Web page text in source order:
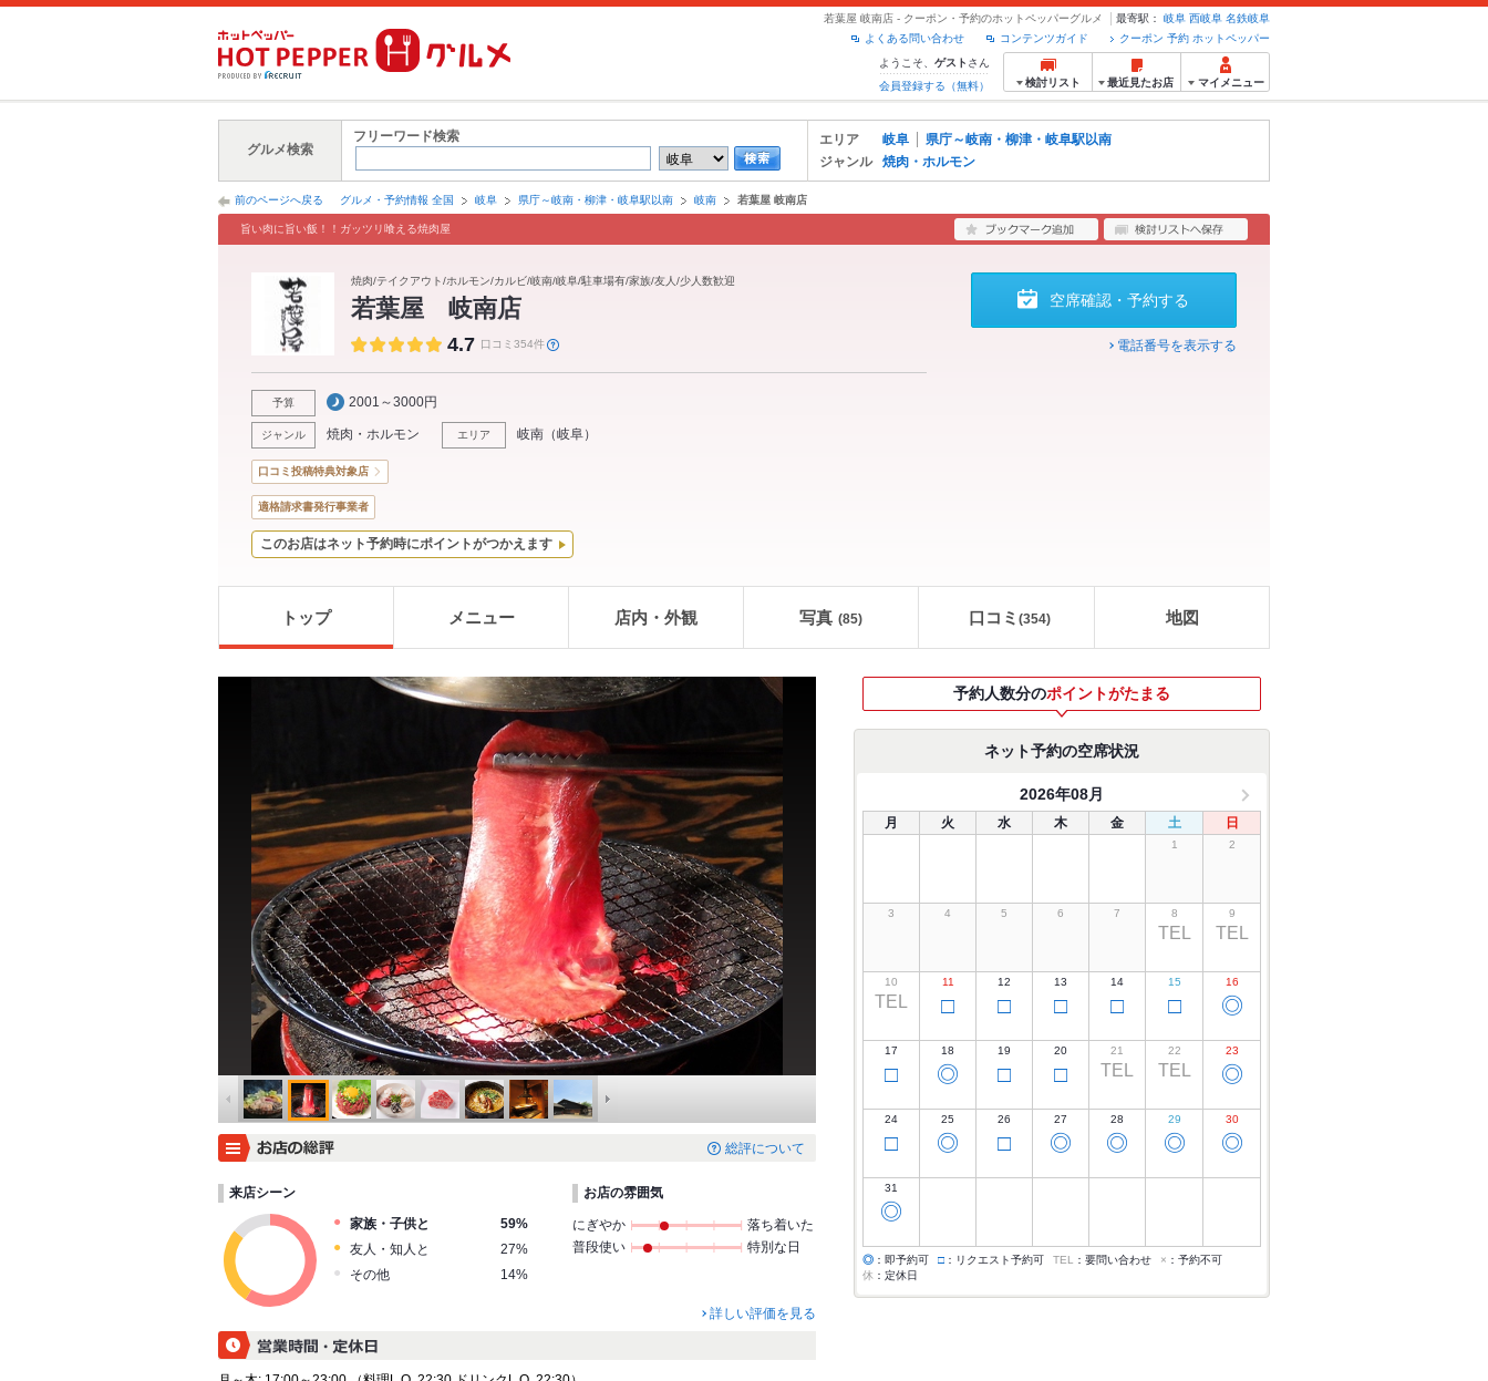
若葉屋 岐南店 - クーポン・予約のホットペッパーグルメ 最寄駅： 岐阜 西岐阜 名鉄岐阜
クーポン 予約 ホットペッパー
コンテンツガイド
よくある問い合わせ
ようこそ、 ゲスト さん
会員登録する（無料）
検討リスト 最近見たお店 マイメニュー
グルメ検索
フリーワード検索 エリア 岐阜
県庁～岐南・柳津・岐阜駅以南
ジャンル
焼肉・ホルモン
前のページへ戻る グルメ・予約情報 全国 岐阜 県庁～岐南・柳津・岐阜駅以南 岐南 若葉屋 岐南店
旨い肉に旨い飯！！ガッツリ喰える焼肉屋
焼肉/テイクアウト/ホルモン/カルビ/岐南/岐阜/駐車場有/家族/友人/少人数歓迎
若葉屋 岐南店
4.7 口コミ354件
予算 2001～3000円
ジャンル 焼肉・ホルモン エリア 岐南 （岐阜）
空席確認・予約する
電話番号を表示する
口コミ投稿特典対象店
適格請求書発行事業者
このお店はネット予約時にポイントがつかえます
トップ メニュー 店内・外観 写真 (85) 口コミ (354) 地図
総評について
来店シーン
家族・子供と
59%
友人・知人と
27%
その他
14%
お店の雰囲気
にぎやか
落ち着いた
普段使い
特別な日
詳しい評価を見る
予約人数分のポイントがたまる
ネット予約の空席状況
2026年08月
月 火 水 木 金 土 日
1 2
3 4 5 6 7 8
TEL
9
TEL
10
TEL
11
□
12
□
13
□
14
□
15
□
16
◎
17
□
18
◎
19
□
20
□
21
TEL
22
TEL
23
◎
24
□
25
◎
26
□
27
◎
28
◎
29
◎
30
◎
31
◎
◎ ：即予約可 □ ：リクエスト予約可 TEL ：要問い合わせ × ：予約不可
休 ：定休日